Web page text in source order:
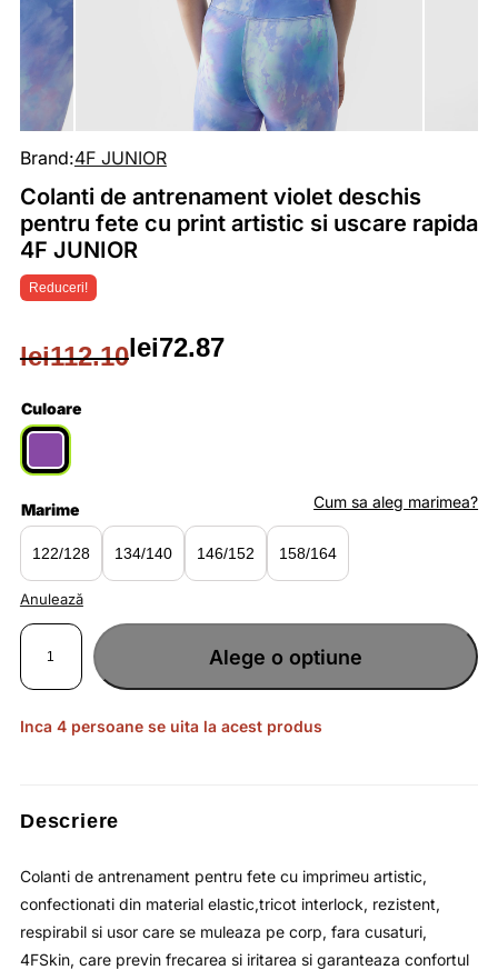
Reduceri!
Brand:4F JUNIOR
Colanti de antrenament violet deschis
pentru fete cu print artistic si uscare rapida
4F JUNIOR
lei112.10
Prețul
inițial
a
fost:
lei112.10.
lei72.87
Prețul
curent
este:
lei72.87.
Culoare
Marime
122/128 134/140 146/152 158/164
Anulează
Cum sa aleg marimea?
Cantitate
antrenament
violet
deschis
fete
cu
4F
JUNIOR
Alege o optiune
Inca 4 persoane se uita la acest produs
Descriere
Colanti de antrenament pentru fete cu imprimeu artistic,
confectionati din material elastic,tricot interlock, rezistent,
respirabil si usor care se muleaza pe corp, fara cusaturi,
4FSkin, care previn frecarea si iritarea si garanteaza confortul